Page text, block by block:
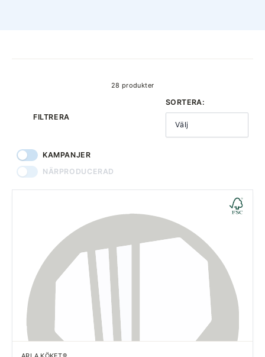
28 produkter
FILTRERA
SORTERA:
Välj
KAMPANJER
NÄRPRODUCERAD